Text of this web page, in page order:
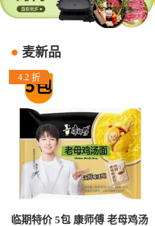
麦新品
4.2 折
临期特价 5包 康师傅 老母鸡汤